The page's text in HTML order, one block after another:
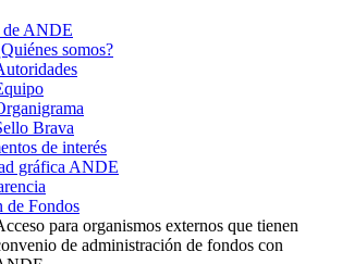
de ANDE
somos?
Brava
de interés
gráfica ANDE
de Fondos
para organismos externos que tienen
de administración de fondos con